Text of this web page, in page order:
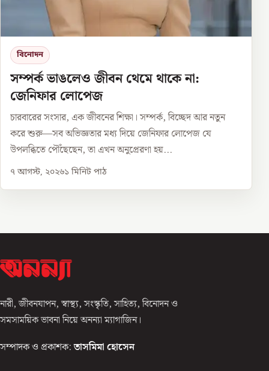
বিনোদন
সম্পর্ক ভাঙলেও জীবন থেমে থাকে না:
জেনিফার লোপেজ
চারবারের সংসার, এক জীবনের শিক্ষা। সম্পর্ক, বিচ্ছেদ আর নতুন
করে শুরু—সব অভিজ্ঞতার মধ্য দিয়ে জেনিফার লোপেজ যে
উপলব্ধিতে পৌঁছেছেন, তা এখন অনুপ্রেরণা হয়...
৭ আগস্ট, ২০২৬১ মিনিট পাঠ
নারী, জীবনযাপন, স্বাস্থ্য, সংস্কৃতি, সাহিত্য, বিনোদন ও
সমসাময়িক ভাবনা নিয়ে অনন্যা ম্যাগাজিন।
সম্পাদক ও প্রকাশক: তাসমিমা হোসেন